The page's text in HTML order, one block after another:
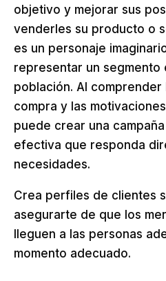
objetivo y mejorar sus
venderles su producto o
es un personaje
representar un segmento
población. Al
compra y las
puede crear una
efectiva que responda
necesidades.
Crea perfiles de clientes
asegurarte de que los
lleguen a las personas
momento adecuado.